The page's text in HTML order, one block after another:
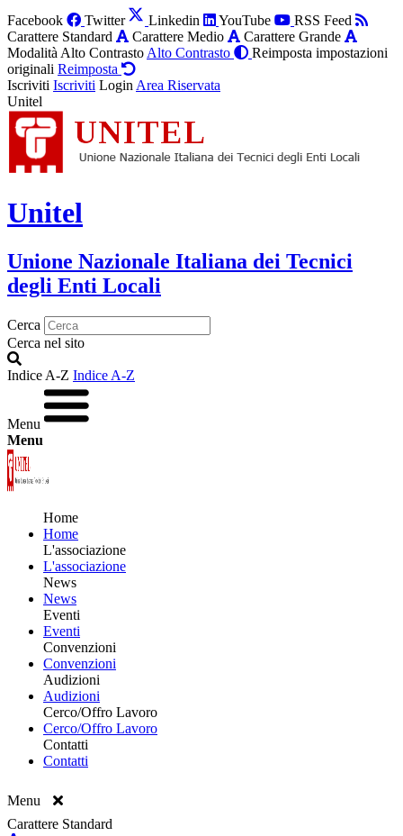
Facebook Twitter Linkedin YouTube
RSS Feed
Carattere Standard
Carattere Medio
Carattere Grande
Modalità Alto Contrasto Alto Contrasto
Reimposta impostazioni
originali Reimposta
Iscriviti Iscriviti Login Area Riservata
Unitel
Unitel
Unione Nazionale Italiana dei Tecnici
degli Enti Locali
Cerca
Cerca nel sito
Indice A-Z Indice A-Z
Menu
Menu
Home
Home
L'associazione
L'associazione
News
News
Eventi
Eventi
Convenzioni
Convenzioni
Audizioni
Audizioni
Cerco/Offro Lavoro
Cerco/Offro Lavoro
Contatti
Contatti
Menu
Carattere Standard